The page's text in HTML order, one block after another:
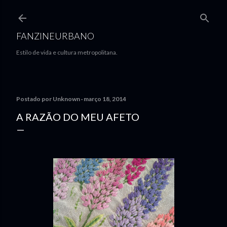
FANZINEURBANO
Estilo de vida e cultura metropolitana.
Postado por Unknown março 18, 2014
A RAZÃO DO MEU AFETO